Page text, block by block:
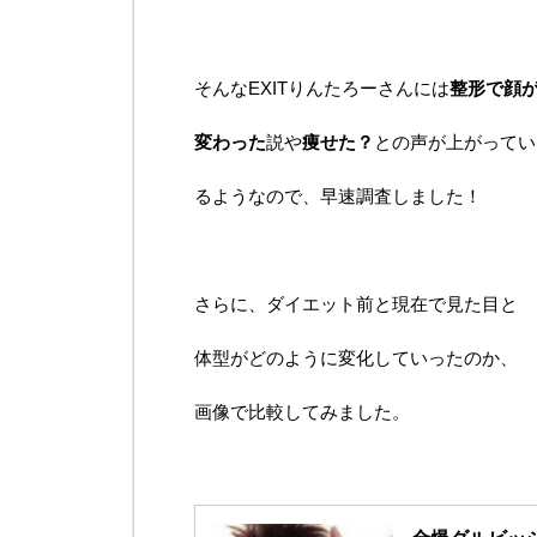
そんなEXITりんたろーさんには整形で顔
変わった説や痩せた？ との声が上がってい
るようなので、早速調査しました！
さらに、ダイエット前と現在で見た目と
体型がどのように変化していったのか、
画像で比較してみました。